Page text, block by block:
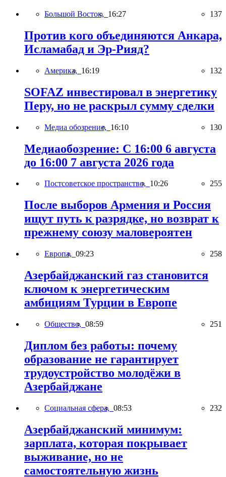
Большой Восток, 16:27 137
Против кого объединяются Анкара,
Исламабад и Эр-Рияд?
Америка, 16:19 132
SOFAZ инвестировал в энергетику
Перу, но не раскрыл сумму сделки
Медиа обозрение, 16:10 130
Медиаобозрение: С 16:00 6 августа
до 16:00 7 августа 2026 года
Постсоветское пространство, 10:26 255
После выборов Армения и Россия
ищут путь к разрядке, но возврат к
прежнему союзу маловероятен
Европа, 09:23 258
Азербайджанский газ становится
ключом к энергетическим
амбициям Турции в Европе
Общество, 08:59 251
Диплом без работы: почему
образование не гарантирует
трудоустройство молодёжи в
Азербайджане
Социальная сфера, 08:53 232
Азербайджанский минимум:
зарплата, которая покрывает
выживание, но не
самостоятельную жизнь